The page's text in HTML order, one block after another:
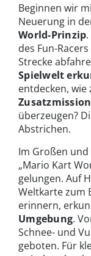
Beginnen wir
Neuerung in
World-Prinzip
des Fun-
Strecke
Spielwelt
entdecken, wie
überzeugen?
Abstrichen.
Im Großen
„Mario Kart
gelungen. Auf
Weltkarte zum
erinnern,
Umgebung.
Schnee- und
geboten. Für